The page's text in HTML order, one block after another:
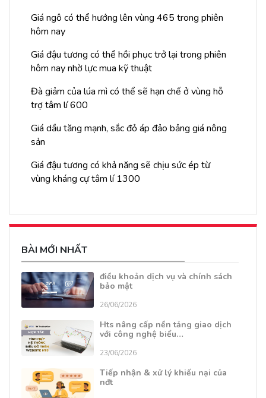
Giá ngô có thể hướng lên vùng 465 trong phiên
hôm nay
Giá đậu tương có thể hồi phục trở lại trong phiên
hôm nay nhờ lực mua kỹ thuật
Đà giảm của lúa mì có thể sẽ hạn chế ở vùng hỗ
trợ tâm lí 600
Giá dầu tăng mạnh, sắc đỏ áp đảo bảng giá nông
sản
Giá đậu tương có khả năng sẽ chịu sức ép từ
vùng kháng cự tâm lí 1300
BÀI MỚI NHẤT
điều khoản dịch vụ và chính sách
bảo mật
26/06/2026
Hts nâng cấp nền tảng giao dịch
với công nghệ biểu…
23/06/2026
Tiếp nhận & xử lý khiếu nại của
nđt